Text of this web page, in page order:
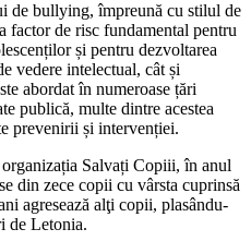
de bullying, împreună cu stilul de
factor de risc fundamental pentru
și pentru dezvoltarea
vedere intelectual, cât și
abordat în numeroase țări
publică, multe dintre acestea
prevenirii și intervenției.
Salvați Copiii, în anul
din zece copii cu vârsta cuprinsă
agresează alţi copii, plasându-
de Letonia.